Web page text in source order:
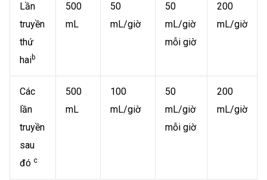
Lần
truyền
thứ
haib
500
mL
50
mL/giờ
50
mL/giờ
mỗi giờ
200
mL/giờ
Các
lần
truyền
sau
đó c
500
mL
100
mL/giờ
50
mL/giờ
mỗi giờ
200
mL/giờ